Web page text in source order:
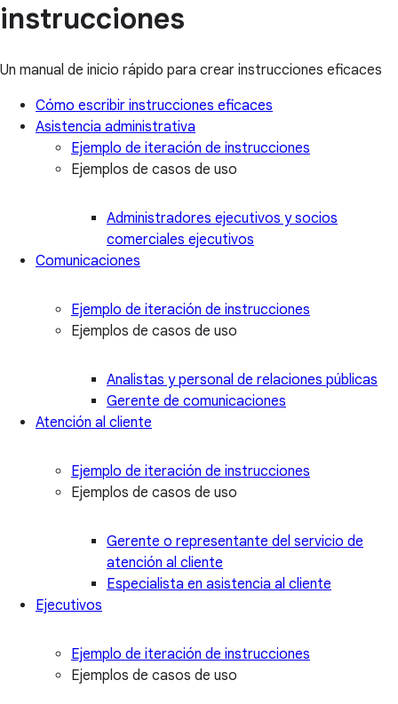
instrucciones
Un manual de inicio rápido para crear instrucciones eficaces
Cómo escribir instrucciones eficaces
Asistencia administrativa
Ejemplo de iteración de instrucciones
Ejemplos de casos de uso
Administradores ejecutivos y socios
comerciales ejecutivos
Comunicaciones
Ejemplo de iteración de instrucciones
Ejemplos de casos de uso
Analistas y personal de relaciones públicas
Gerente de comunicaciones
Atención al cliente
Ejemplo de iteración de instrucciones
Ejemplos de casos de uso
Gerente o representante del servicio de
atención al cliente
Especialista en asistencia al cliente
Ejecutivos
Ejemplo de iteración de instrucciones
Ejemplos de casos de uso